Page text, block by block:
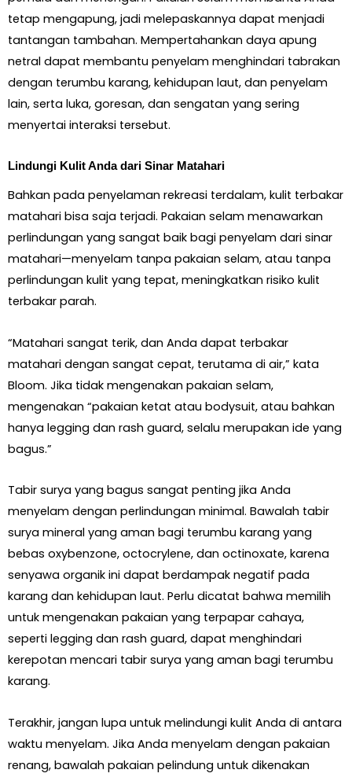
tetap mengapung, jadi melepaskannya dapat menjadi
tantangan tambahan. Mempertahankan daya apung
netral dapat membantu penyelam menghindari tabrakan
dengan terumbu karang, kehidupan laut, dan penyelam
lain, serta luka, goresan, dan sengatan yang sering
menyertai interaksi tersebut.
Lindungi Kulit Anda dari Sinar Matahari
Bahkan pada penyelaman rekreasi terdalam, kulit terbakar
matahari bisa saja terjadi. Pakaian selam menawarkan
perlindungan yang sangat baik bagi penyelam dari sinar
matahari—menyelam tanpa pakaian selam, atau tanpa
perlindungan kulit yang tepat, meningkatkan risiko kulit
terbakar parah.
“Matahari sangat terik, dan Anda dapat terbakar
matahari dengan sangat cepat, terutama di air,” kata
Bloom. Jika tidak mengenakan pakaian selam,
mengenakan “pakaian ketat atau bodysuit, atau bahkan
hanya legging dan rash guard, selalu merupakan ide yang
bagus.”
Tabir surya yang bagus sangat penting jika Anda
menyelam dengan perlindungan minimal. Bawalah tabir
surya mineral yang aman bagi terumbu karang yang
bebas oxybenzone, octocrylene, dan octinoxate, karena
senyawa organik ini dapat berdampak negatif pada
karang dan kehidupan laut. Perlu dicatat bahwa memilih
untuk mengenakan pakaian yang terpapar cahaya,
seperti legging dan rash guard, dapat menghindari
kerepotan mencari tabir surya yang aman bagi terumbu
karang.
Terakhir, jangan lupa untuk melindungi kulit Anda di antara
waktu menyelam. Jika Anda menyelam dengan pakaian
renang, bawalah pakaian pelindung untuk dikenakan